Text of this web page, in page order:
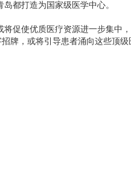
都打造为国家级医学中心。
促使优质医疗资源进一步集
牌，或将引导患者涌向这些顶级